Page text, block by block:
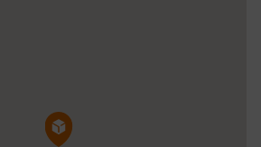
Pin de la carte